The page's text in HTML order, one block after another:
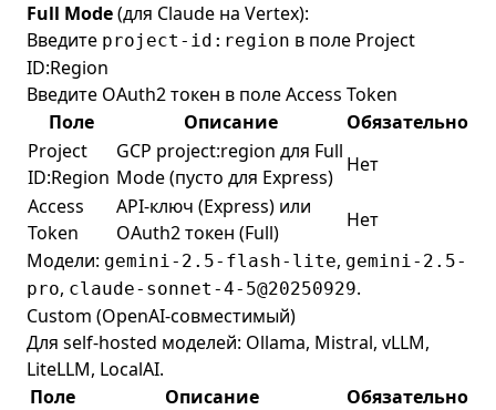
Full Mode(для Claude на Vertex):
Введите project-id:region в поле Project
ID:Region
Введите OAuth2 токен в поле Access Token
Поле
Описание
Обязательно
Project
ID:Region
GCP project:region для Full
Mode (пусто для Express)
Нет
Access
Token
API-ключ (Express) или
OAuth2 токен (Full)
Нет
Модели: gemini-2.5-flash-lite, gemini-2.5-
pro, claude-sonnet-4-5@20250929.
Custom (OpenAI-совместимый)
Для self-hosted моделей: Ollama, Mistral, vLLM,
LiteLLM, LocalAI.
Поле
Описание
Обязательно